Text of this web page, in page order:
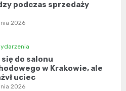
podczas sprzedaży
2026
się do salonu
w Krakowie, ale
uciec
2026